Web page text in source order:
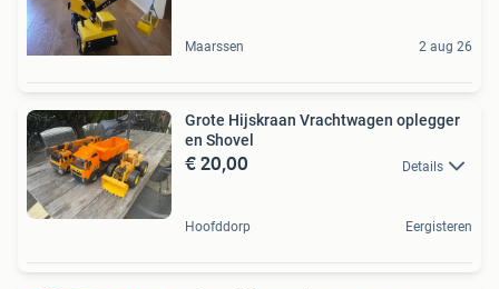
Maarssen 2 aug 26
Grote Hijskraan Vrachtwagen oplegger
en Shovel
€ 20,00 Details
Hoofddorp Eergisteren